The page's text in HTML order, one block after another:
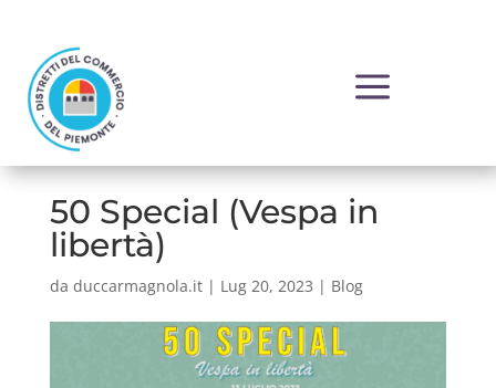
a
50 Special (Vespa in
libertà)
da duccarmagnola.it| Lug 20, 2023 | Blog